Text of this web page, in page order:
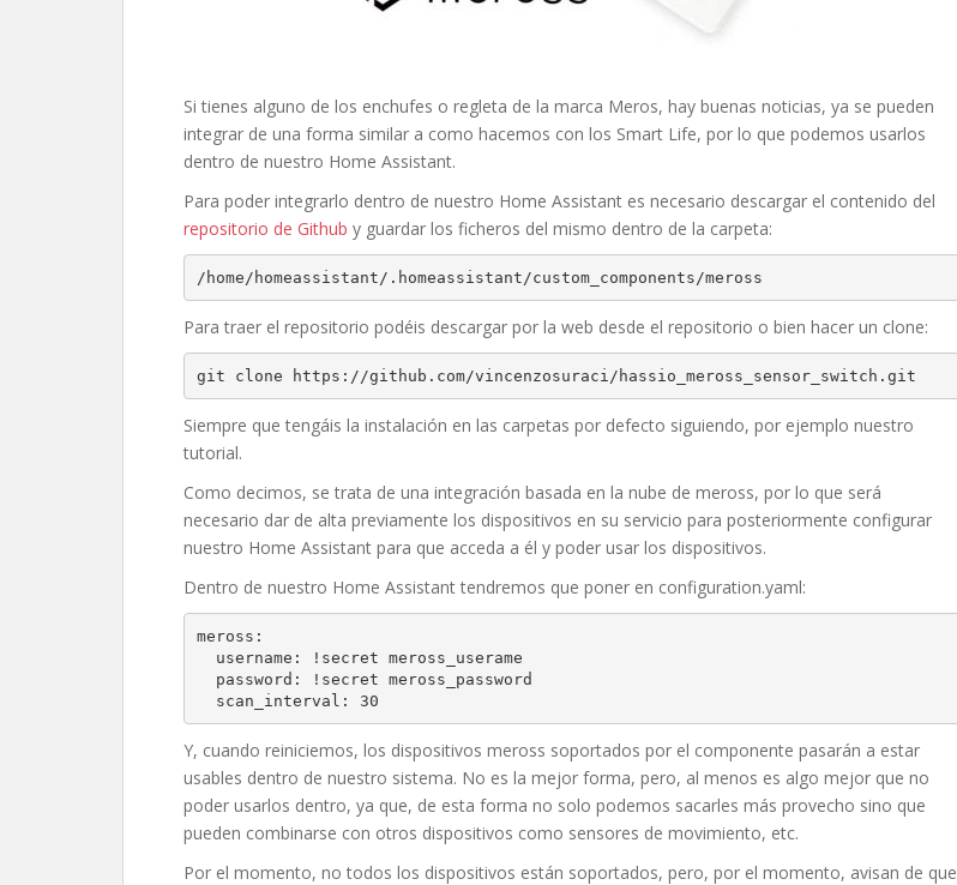
Si tienes alguno de los enchufes o regleta de la marca Meros, hay buenas noticias, ya se pueden
integrar de una forma similar a como hacemos con los Smart Life, por lo que podemos usarlos
dentro de nuestro Home Assistant.
Para poder integrarlo dentro de nuestro Home Assistant es necesario descargar el contenido del
repositorio de Github y guardar los ficheros del mismo dentro de la carpeta:
/home/homeassistant/.homeassistant/custom_components/meross
Para traer el repositorio podéis descargar por la web desde el repositorio o bien hacer un clone:
git clone https://github.com/vincenzosuraci/hassio_meross_sensor_switch.git
Siempre que tengáis la instalación en las carpetas por defecto siguiendo, por ejemplo nuestro
tutorial.
Como decimos, se trata de una integración basada en la nube de meross, por lo que será
necesario dar de alta previamente los dispositivos en su servicio para posteriormente configurar
nuestro Home Assistant para que acceda a él y poder usar los dispositivos.
Dentro de nuestro Home Assistant tendremos que poner en configuration.yaml:
meross:
  scan_interval: 30
Y, cuando reiniciemos, los dispositivos meross soportados por el componente pasarán a estar
usables dentro de nuestro sistema. No es la mejor forma, pero, al menos es algo mejor que no
poder usarlos dentro, ya que, de esta forma no solo podemos sacarles más provecho sino que
pueden combinarse con otros dispositivos como sensores de movimiento, etc.
Por el momento, no todos los dispositivos están soportados, pero, por el momento, avisan de que